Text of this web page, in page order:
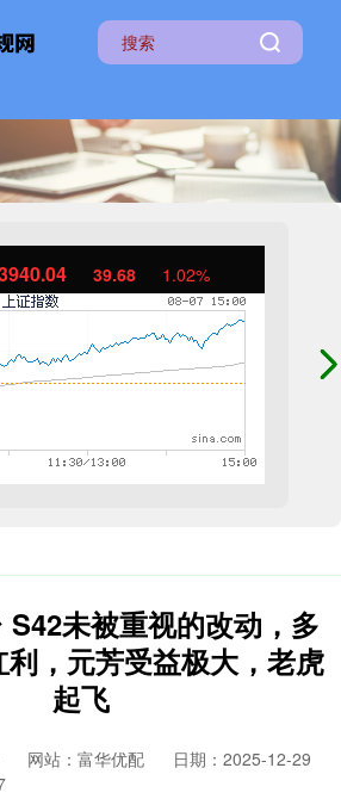
39.68 1.02%
S42未被重视的改动，多
，元芳受益极大，老虎
起飞
网站：富华优配
日期：2025-12-29